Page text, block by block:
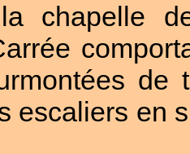
chapelle
de
escaliers en